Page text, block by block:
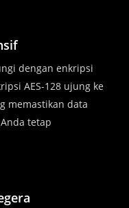
dengan enkripsi
AES-128 ujung ke
memastikan data
tetap